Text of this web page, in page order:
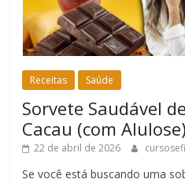
Receitas Saúde
Sorvete Saudável
Cacau (com Alulose)
22 de abril de 2026
Se você está buscando uma